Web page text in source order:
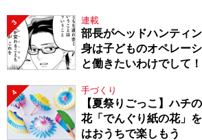
3 連載
部長がヘッドハンティ
身は子どものオペレー
と働きたいわけでして
4 手づくり
【夏祭りごっこ】ハチ
花「でんぐり紙の花」
はおうちで楽しもう